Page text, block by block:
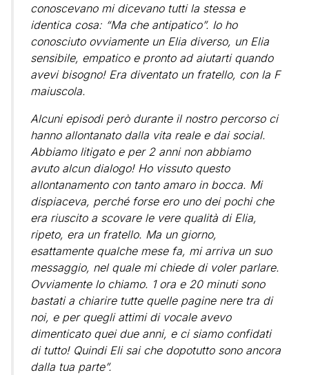
conoscevano mi dicevano tutti la stessa e
identica cosa: “Ma che antipatico”. Io ho
conosciuto ovviamente un Elia diverso, un Elia
sensibile, empatico e pronto ad aiutarti quando
avevi bisogno! Era diventato un fratello, con la F
maiuscola.
Alcuni episodi però durante il nostro percorso ci
hanno allontanato dalla vita reale e dai social.
Abbiamo litigato e per 2 anni non abbiamo
avuto alcun dialogo! Ho vissuto questo
allontanamento con tanto amaro in bocca. Mi
dispiaceva, perché forse ero uno dei pochi che
era riuscito a scovare le vere qualità di Elia,
ripeto, era un fratello. Ma un giorno,
esattamente qualche mese fa, mi arriva un suo
messaggio, nel quale mi chiede di voler parlare.
Ovviamente lo chiamo. 1 ora e 20 minuti sono
bastati a chiarire tutte quelle pagine nere tra di
noi, e per quegli attimi di vocale avevo
dimenticato quei due anni, e ci siamo confidati
di tutto! Quindi Eli sai che dopotutto sono ancora
dalla tua parte”.